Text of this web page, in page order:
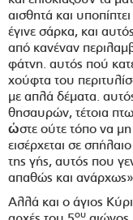
αισθητά και
έγινε σάρκα, και
από κανέναν
φάτνη. αυτός πού
χούφτα του
με απλά δέματα.
θησαυρών, τέτοια
ὠστε ούτε τόπο να μη
εισέρχεται σε
της γής, αυτός που
απαθώς και
Αλλά και ο άγιος
ου